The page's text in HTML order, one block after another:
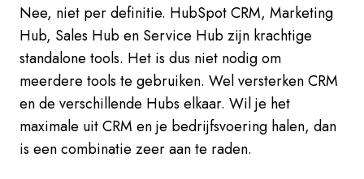
Nee, niet per definitie. HubSpot CRM, Marketing
Hub, Sales Hub en Service Hub zijn krachtige
standalone tools. Het is dus niet nodig om
meerdere tools te gebruiken. Wel versterken CRM
en de verschillende Hubs elkaar. Wil je het
maximale uit CRM en je bedrijfsvoering halen, dan
is een combinatie zeer aan te raden.